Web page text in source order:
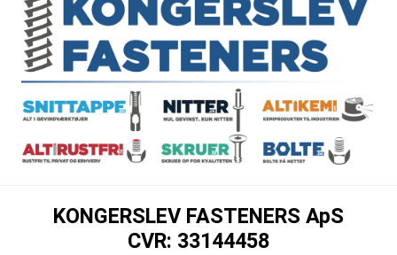
KONGERSLEV FASTENERS ApS
CVR: 33144458